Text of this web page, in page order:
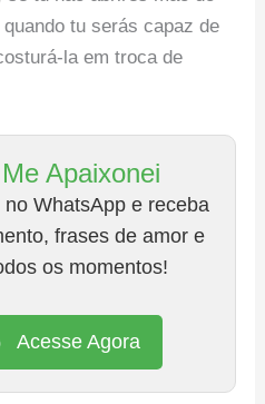
tu serás capaz de
la em troca de
Apaixonei
WhatsApp e receba
frases de amor e
os momentos!
Acesse Agora